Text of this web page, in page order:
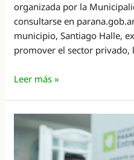
organizada por la
consultarse en
municipio, Santiago Halle,
promover el sector
Presentaron
Semana
Leer más »